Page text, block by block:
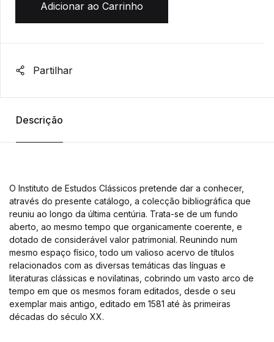
Adicionar ao Carrinho
Partilhar
Descrição
O Instituto de Estudos Clássicos pretende dar a conhecer,
através do presente catálogo, a colecção bibliográfica que
reuniu ao longo da última centúria. Trata-se de um fundo
aberto, ao mesmo tempo que organicamente coerente, e
dotado de considerável valor patrimonial. Reunindo num
mesmo espaço físico, todo um valioso acervo de títulos
relacionados com as diversas temáticas das línguas e
literaturas clássicas e novilatinas, cobrindo um vasto arco de
tempo em que os mesmos foram editados, desde o seu
exemplar mais antigo, editado em 1581 até às primeiras
décadas do século XX.